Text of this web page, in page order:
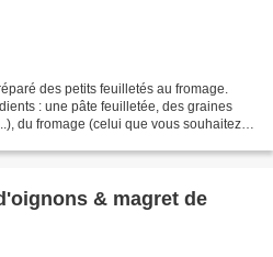
des petits feuilletés au fromage.
: une pâte feuilletée, des graines
du fromage (celui que vous souhaitez).
& magret de